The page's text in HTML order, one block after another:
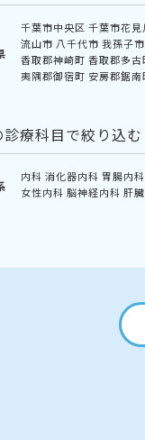
千葉市中央区 千葉市花見
流山市 八千代市 我孫子市
香取郡神崎町 香取郡多古
夷隅郡御宿町 安房郡鋸南
療科目で絞り込む
内科 消化器内科 胃腸内科
女性内科 脳神経内科 肝